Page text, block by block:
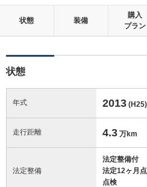
状態 装備
購入
プラン
状態
年式 2013 (H25)
走行距離 4.3 万km
法定整備
法定整備付
法定12ヶ月
点検